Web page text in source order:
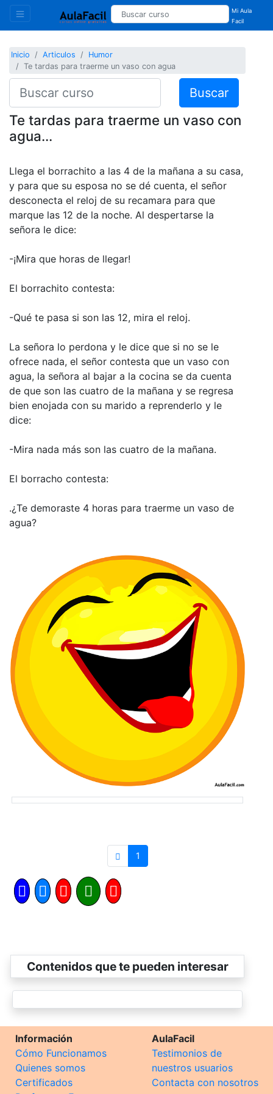
Mi Aula
Facil
Inicio Articulos
Humor
Te tardas para traerme un vaso con agua
Buscar
Te tardas para traerme un vaso con
agua...
Llega el borrachito a las 4 de la mañana a su casa,
y para que su esposa no se dé cuenta, el señor
desconecta el reloj de su recamara para que
marque las 12 de la noche. Al despertarse la
señora le dice:
-¡Mira que horas de llegar!
El borrachito contesta:
-Qué te pasa si son las 12, mira el reloj.
La señora lo perdona y le dice que si no se le
ofrece nada, el señor contesta que un vaso con
agua, la señora al bajar a la cocina se da cuenta
de que son las cuatro de la mañana y se regresa
bien enojada con su marido a reprenderlo y le
dice:
-Mira nada más son las cuatro de la mañana.
El borracho contesta:
.¿Te demoraste 4 horas para traerme un vaso de
agua?
1
Contenidos que te pueden interesar
Información
Cómo Funcionamos
Quienes somos
Certificados
AulaFacil
Testimonios de
nuestros usuarios
Contacta con nosotros